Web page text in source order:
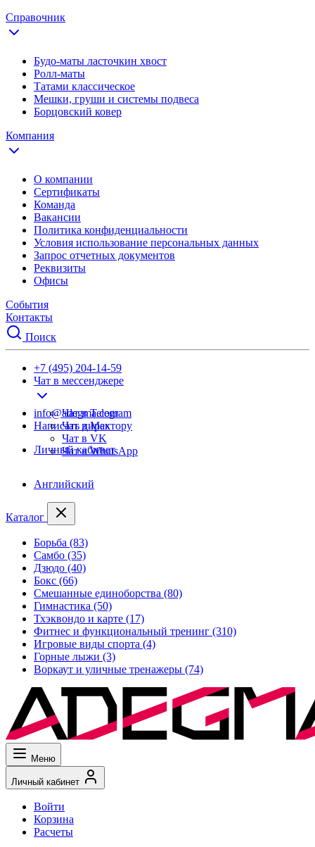
Справочник
Будо-маты ласточкин хвост
Ролл-маты
Татами классическое
Мешки, груши и системы подвеса
Борцовский ковер
Компания
О компании
Сертификаты
Команда
Вакансии
Политика конфиденциальности
Условия использование персональных данных
Запрос отчетных документов
Реквизиты
Офисы
События
Контакты
Поиск
+7 (495) 204-14-59
Чат в мессенджере
Чат в Telegram
Чат в Max
Чат в VK
Чат в WhatsApp
info@adegma.com
Написать директору
Личный кабинет
Английский
Каталог
Борьба (83)
Самбо (35)
Дзюдо (40)
Бокс (66)
Смешанные единоборства (80)
Гимнастика (50)
Тхэквондо и карте (17)
Фитнес и функциональный тренинг (310)
Игровые виды спорта (4)
Горные лыжи (3)
Воркаут и уличные тренажеры (74)
Меню
Личный кабинет
Войти
Корзина
Расчеты